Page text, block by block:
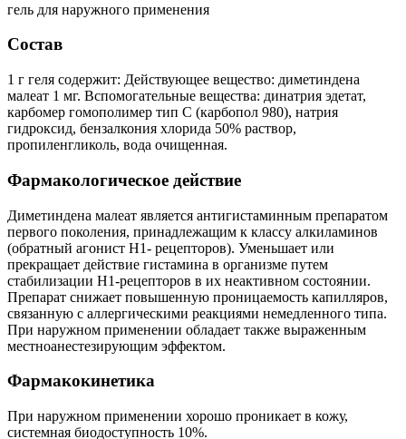
гель для наружного применения
Состав
1 г геля содержит: Действующее вещество: диметиндена
малеат 1 мг. Вспомогательные вещества: динатрия эдетат,
карбомер гомополимер тип С (карбопол 980), натрия
гидроксид, бензалкония хлорида 50% раствор,
пропиленгликоль, вода очищенная.
Фармакологическое действие
Диметиндена малеат является антигистаминным препаратом
первого поколения, принадлежащим к классу алкиламинов
(обратный агонист H1- рецепторов). Уменьшает или
прекращает действие гистамина в организме путем
стабилизации H1-рецепторов в их неактивном состоянии.
Препарат снижает повышенную проницаемость капилляров,
связанную с аллергическими реакциями немедленного типа.
При наружном применении обладает также выраженным
местноанестезирующим эффектом.
Фармакокинетика
При наружном применении хорошо проникает в кожу,
системная биодоступность 10%.